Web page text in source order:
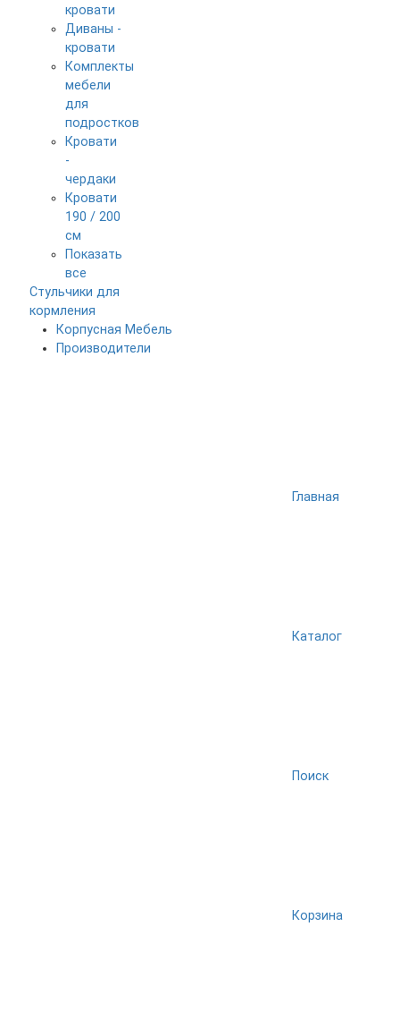
кровати
Диваны -
кровати
Комплекты
мебели
для
подростков
Кровати
-
чердаки
Кровати
190 / 200
см
Показать
все
Стульчики для
кормления
Корпусная Мебель
Производители
Главная
Каталог
Поиск
Корзина